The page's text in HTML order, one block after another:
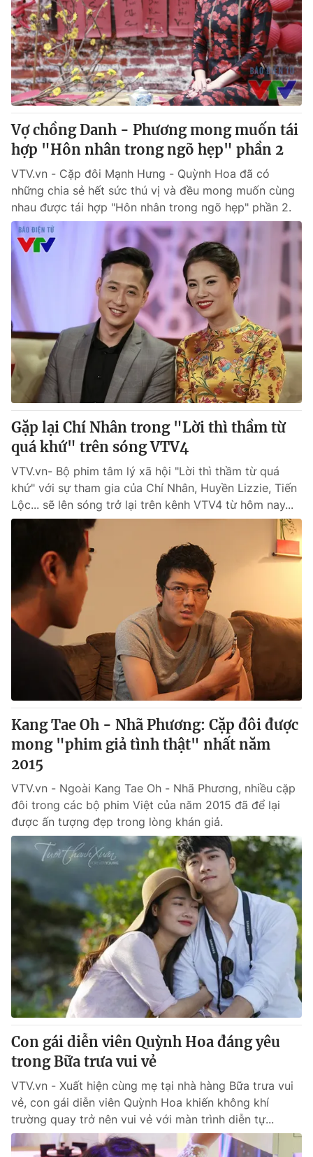
Vợ chồng Danh - Phương mong muốn tái
hợp "Hôn nhân trong ngõ hẹp" phần 2
VTV.vn - Cặp đôi Mạnh Hưng - Quỳnh Hoa đã có
những chia sẻ hết sức thú vị và đều mong muốn cùng
nhau được tái hợp "Hôn nhân trong ngõ hẹp" phần 2.
Gặp lại Chí Nhân trong "Lời thì thầm từ
quá khứ" trên sóng VTV4
VTV.vn- Bộ phim tâm lý xã hội "Lời thì thầm từ quá
khứ" với sự tham gia của Chí Nhân, Huyền Lizzie, Tiến
Lộc... sẽ lên sóng trở lại trên kênh VTV4 từ hôm nay...
Kang Tae Oh - Nhã Phương: Cặp đôi được
mong "phim giả tình thật" nhất năm
2015
VTV.vn - Ngoài Kang Tae Oh - Nhã Phương, nhiều cặp
đôi trong các bộ phim Việt của năm 2015 đã để lại
được ấn tượng đẹp trong lòng khán giả.
Con gái diễn viên Quỳnh Hoa đáng yêu
trong Bữa trưa vui vẻ
VTV.vn - Xuất hiện cùng mẹ tại nhà hàng Bữa trưa vui
vẻ, con gái diễn viên Quỳnh Hoa khiến không khí
trường quay trở nên vui vẻ với màn trình diễn tự...